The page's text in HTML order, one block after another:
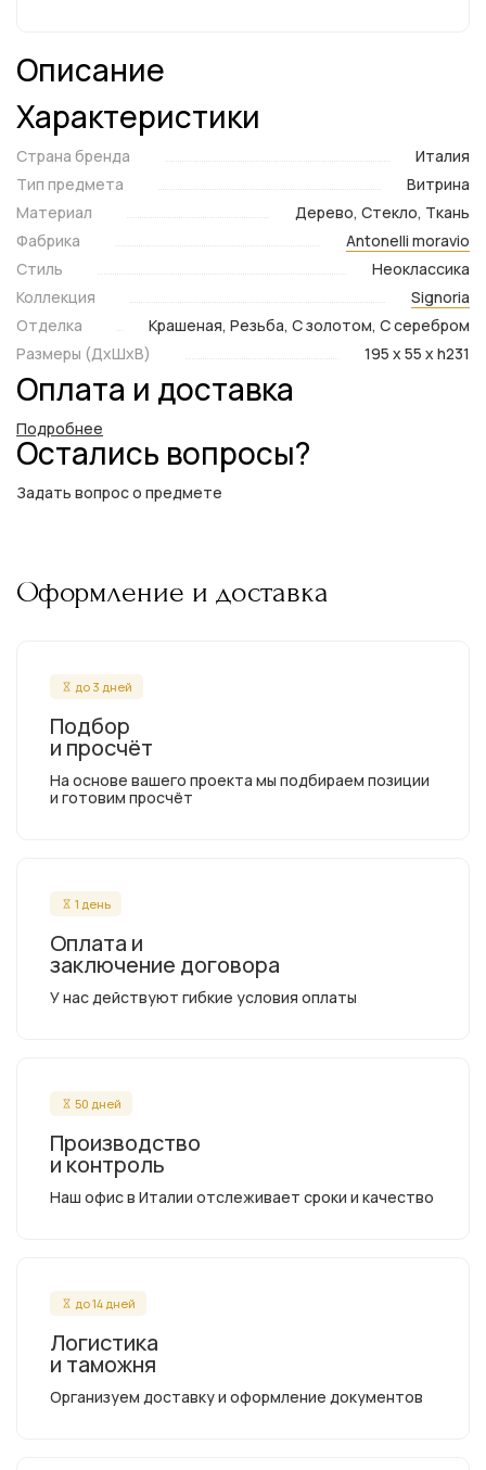
Описание
Характеристики
Страна бренда
Италия
Тип предмета
Витрина
Материал
Дерево, Стекло, Ткань
Фабрика
Antonelli moravio
Стиль
Неоклассика
Коллекция
Signoria
Отделка
Крашеная, Резьба, С золотом, С серебром
Размеры (ДxШxВ)
195 x 55 x h231
Оплата и доставка
Подробнее
Остались вопросы?
Задать вопрос о предмете
Оформление и доставка
до 3 дней
Подбор
и просчёт
На основе вашего проекта мы подбираем позиции
и готовим просчёт
1 день
Оплата и
заключение договора
У нас действуют гибкие условия оплаты
50 дней
Производство
и контроль
Наш офис в Италии отслеживает сроки и качество
до 14 дней
Логистика
и таможня
Организуем доставку и оформление документов